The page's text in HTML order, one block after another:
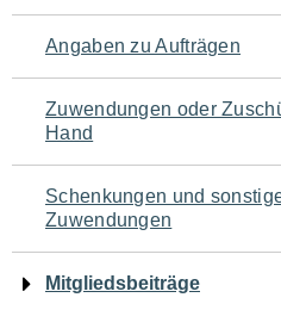
Angaben zu Aufträgen
Zuwendungen oder
Hand
Schenkungen und
Zuwendungen
Mitgliedsbeiträge